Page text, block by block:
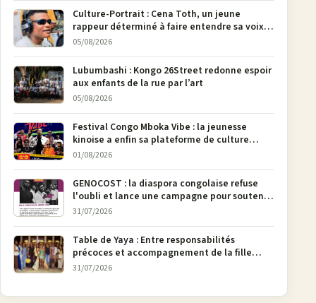
Culture-Portrait : Cena Toth, un jeune
rappeur déterminé à faire entendre sa voix à
Bunia
05/08/2026
Lubumbashi : Kongo 26Street redonne espoir
aux enfants de la rue par l’art
05/08/2026
Festival Congo Mboka Vibe : la jeunesse
kinoise a enfin sa plateforme de culture
urbaine
01/08/2026
GENOCOST : la diaspora congolaise refuse
l'oubli et lance une campagne pour soutenir
la pétition FONAREV depuis Bruxelles
31/07/2026
Table de Yaya : Entre responsabilités
précoces et accompagnement de la fille
aînée, la diaspora en débat
31/07/2026